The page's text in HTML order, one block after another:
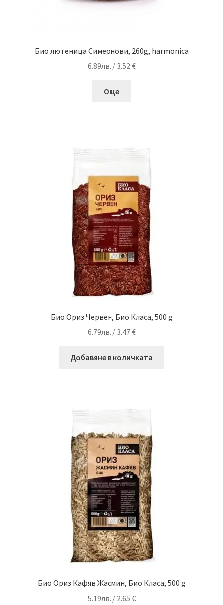
Био лютеница Симеонови, 260g, harmonica
6.89лв. / 3.52 €
Още
Био Ориз Червен, Био Класа, 500 g
6.79лв. / 3.47 €
Добавяне в количката
Био Ориз Кафяв Жасмин, Био Класа, 500 g
5.19лв. / 2.65 €